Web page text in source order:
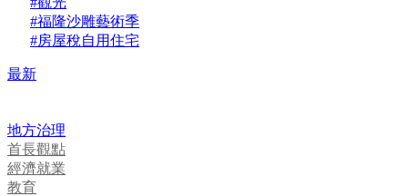
#福隆沙雕藝術季
#房屋稅自用住宅
最新
地方治理
首長觀點
經濟就業
教育